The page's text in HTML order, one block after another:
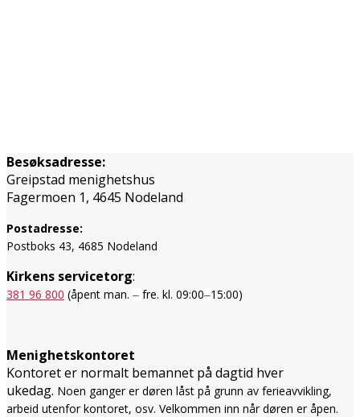
Besøksadresse:
Greipstad menighetshus
Fagermoen 1, 4645 Nodeland
Postadresse:
Postboks 43, 4685 Nodeland
Kirkens servicetorg:
381 96 800 (åpent man. – fre. kl. 09:00–15:00)
Menighetskontoret
Kontoret er normalt bemannet på dagtid hver
ukedag. Noen ganger er døren låst på grunn av ferieavvikling,
arbeid utenfor kontoret, osv. Velkommen inn når døren er åpen.